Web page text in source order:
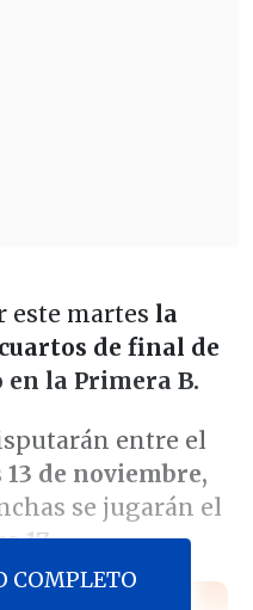
este martes la
de final de
la Primera B.
entre el
de noviembre,
se jugarán el
17.
COMPLETO